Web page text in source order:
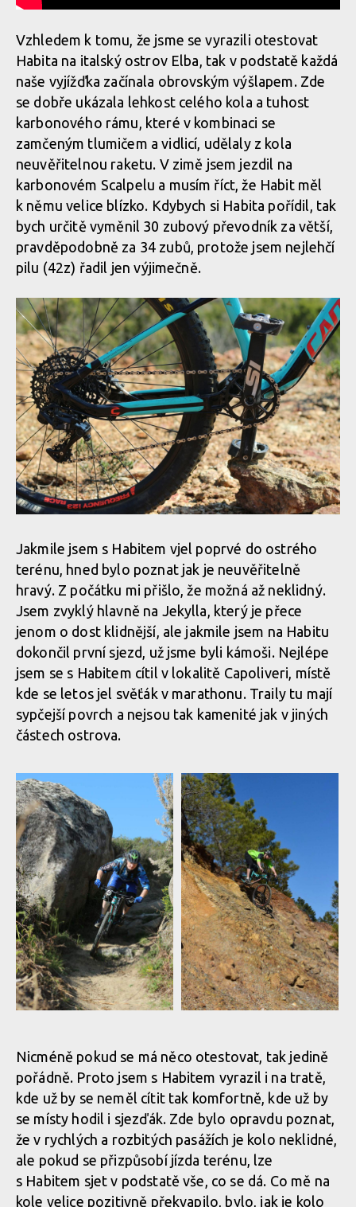
Vzhledem k tomu, že jsme se vyrazili otestovat
Habita na italský ostrov Elba, tak v podstatě každá
naše vyjížďka začínala obrovským výšlapem. Zde
se dobře ukázala lehkost celého kola a tuhost
karbonového rámu, které v kombinaci se
zamčeným tlumičem a vidlicí, udělaly z kola
neuvěřitelnou raketu. V zimě jsem jezdil na
karbonovém Scalpelu a musím říct, že Habit měl
k němu velice blízko. Kdybych si Habita pořídil, tak
bych určitě vyměnil 30 zubový převodník za větší,
pravděpodobně za 34 zubů, protože jsem nejlehčí
pilu (42z) řadil jen výjimečně.
Jakmile jsem s Habitem vjel poprvé do ostrého
terénu, hned bylo poznat jak je neuvěřitelně
hravý. Z počátku mi přišlo, že možná až neklidný.
Jsem zvyklý hlavně na Jekylla, který je přece
jenom o dost klidnější, ale jakmile jsem na Habitu
dokončil první sjezd, už jsme byli kámoši. Nejlépe
jsem se s Habitem cítil v lokalitě Capoliveri, místě
kde se letos jel svěťák v marathonu. Traily tu mají
sypčejší povrch a nejsou tak kamenité jak v jiných
částech ostrova.
Nicméně pokud se má něco otestovat, tak jedině
pořádně. Proto jsem s Habitem vyrazil i na tratě,
kde už by se neměl cítit tak komfortně, kde už by
se místy hodil i sjezďák. Zde bylo opravdu poznat,
že v rychlých a rozbitých pasážích je kolo neklidné,
ale pokud se přizpůsobí jízda terénu, lze
s Habitem sjet v podstatě vše, co se dá. Co mě na
kole velice pozitivně překvapilo, bylo, jak je kolo